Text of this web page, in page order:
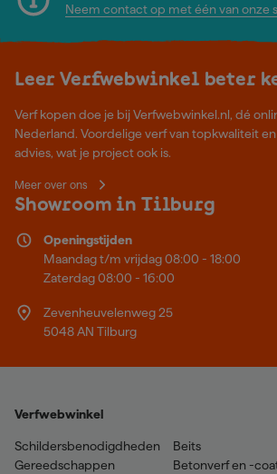
Neem contact op met één van onze
Leer Verfwebwinkel beter
Verf kopen doe je bij Verfwebwinkel.nl, dé
Nederland. Voordelige verf van topkwaliteit
advies, wat je project ook is.
Meer over ons
Showroom in Tilburg
Openingstijden
Maandag t/m vrijdag 08:00 - 18:00
Zaterdag 08:00 - 16:00
Zevenheuvelenweg 25
5048 AN Tilburg
Verfwebwinkel
Schildersbenodigdheden
Gereedschappen
Beits
Betonverf en -